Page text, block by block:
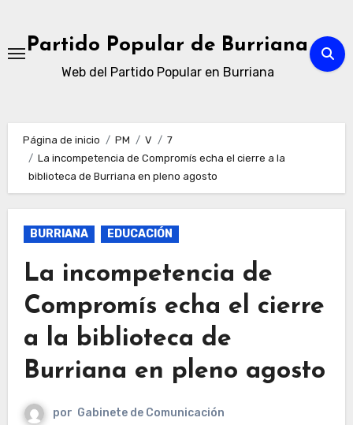
contenidoPartido Popular de Burriana
Web del Partido Popular en Burriana
Página de inicio PM V
7
La incompetencia de Compromís echa el cierre a la
biblioteca de Burriana en pleno agosto
BURRIANA EDUCACIÓN
La incompetencia de
Compromís echa el cierre
a la biblioteca de
Burriana en pleno agosto
por Gabinete de Comunicación